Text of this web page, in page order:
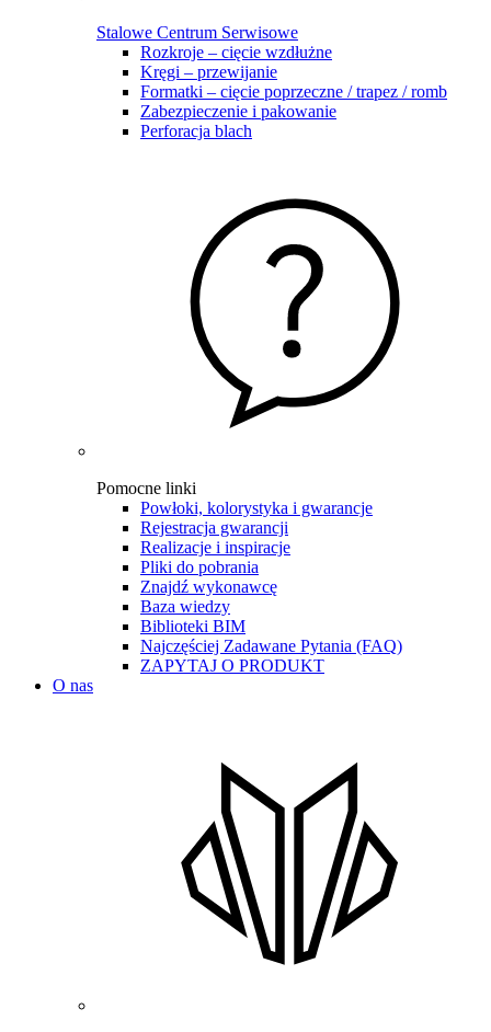
Stalowe Centrum Serwisowe
Rozkroje – cięcie wzdłużne
Kręgi – przewijanie
Formatki – cięcie poprzeczne / trapez / romb
Zabezpieczenie i pakowanie
Perforacja blach
Pomocne linki
Powłoki, kolorystyka i gwarancje
Rejestracja gwarancji
Realizacje i inspiracje
Pliki do pobrania
Znajdź wykonawcę
Baza wiedzy
Biblioteki BIM
Najczęściej Zadawane Pytania (FAQ)
ZAPYTAJ O PRODUKT
O nas